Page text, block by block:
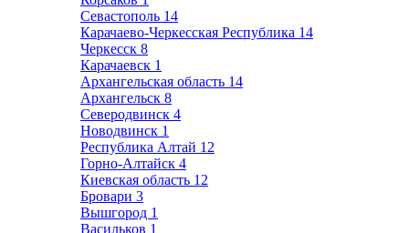
Севастополь 14
Карачаево-Черкесская Республика 14
Черкесск 8
Карачаевск 1
Архангельская область 14
Архангельск 8
Северодвинск 4
Новодвинск 1
Республика Алтай 12
Горно-Алтайск 4
Киевская область 12
Бровари 3
Вышгород 1
Васильков 1